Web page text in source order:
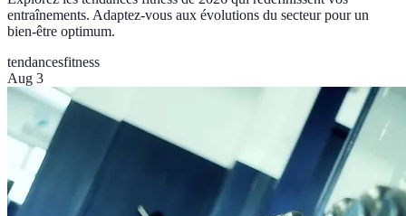
entraînements. Adaptez-vous aux évolutions du secteur pour un
bien-être optimum.
tendancesfitness
Aug 3